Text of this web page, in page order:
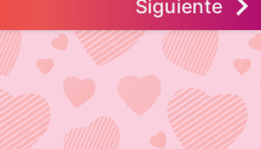
Siguiente